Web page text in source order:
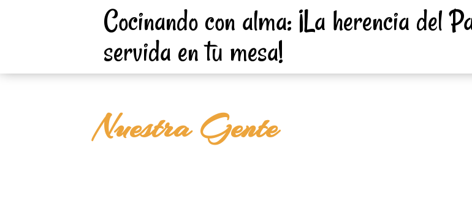
Cocinando con alma: ¡La herencia del
servida en tu mesa!
Nuestra Gente